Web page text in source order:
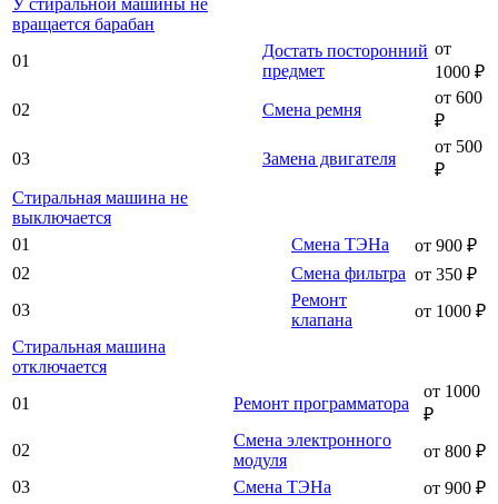
вращается барабан
01
Достать посторонний
предмет
от
1000 ₽
02
Смена ремня
от 600
₽
03
Замена двигателя
от 500
₽
Стиральная машина не
выключается
01
Смена ТЭНа
от 900 ₽
02
Смена фильтра от 350 ₽
03
Ремонт
клапана
от 1000 ₽
Стиральная машина
отключается
01
Ремонт программатора
от 1000
₽
02
Смена электронного
модуля
от 800 ₽
03
Смена ТЭНа
от 900 ₽